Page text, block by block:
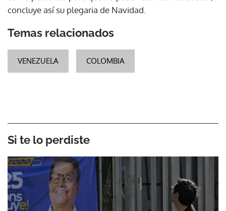
concluye así su plegaria de Navidad.
Temas relacionados
VENEZUELA COLOMBIA
Si te lo perdiste